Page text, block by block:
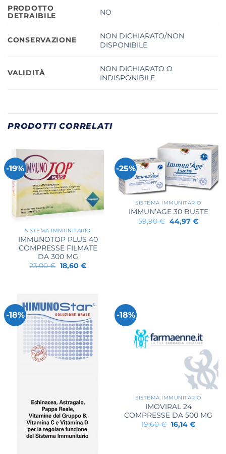
PRODOTTO
DETRAIBILE
NO
CONSERVAZIONE
NON DICHIARATO/NON
DISPONIBILE
VALIDITÀ
NON DICHIARATO O
INDISPONIBILE
PRODOTTI CORRELATI
-19%
SISTEMA IMMUNITARIO
IMMUNOTOP PLUS 40
COMPRESSE FILMATE
DA 300 MG
23,00€ Il
prezzo
18,60 €Il
-25%
SISTEMA IMMUNITARIO
IMMUN’AGE 30 BUSTE
59,90€ Il
prezzo
44,97 €Il
-18% -18%
SISTEMA IMMUNITARIO
IMOVIRAL 24
COMPRESSE DA 500 MG
19,60€ Il
prezzo
16,14 €Il